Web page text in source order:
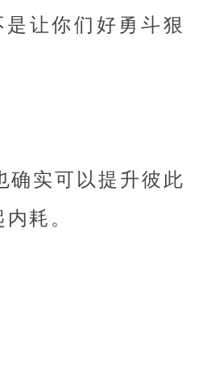
让你们好勇斗狠
确实可以提升彼此
耗。